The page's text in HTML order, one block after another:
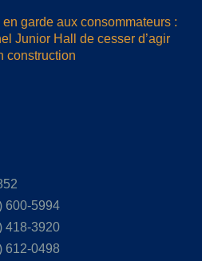
garde aux consommateurs :
Junior Hall de cesser d’agir
construction
600-5994
418-3920
612-0498